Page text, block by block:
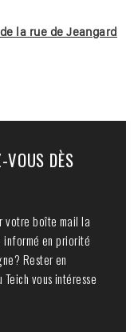
la rue de Jeangard
VOUS DÈS
votre boîte mail la
informé en priorité
Rester en
vous intéresse